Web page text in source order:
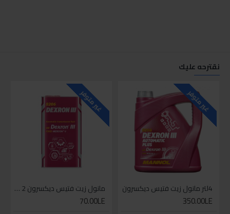
نقترحه عليك
غير متوفر
4لتر مانول زيت فتيس ديكسرون
350.00LE
غير متوفر
مانول زيت فتيس ديكسرون 2 لتر واحد
70.00LE